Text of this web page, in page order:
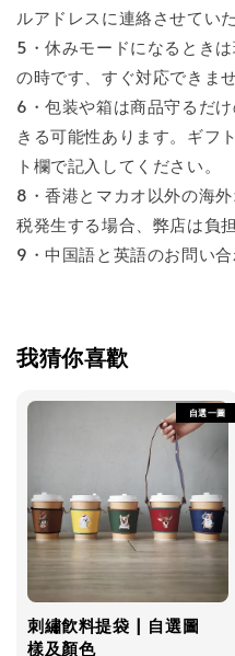
ルアドレスに連絡させてい
5・休みモードになるとき
の時です、すぐ対応できませ
6・包装や箱は商品守るだ
きる可能性あります。ギフ
ト欄で記入してください。
8・香港とマカオ以外の海
税発生する場合、弊店は負
9・中国語と英語のお問い合
我猜你喜歡
自選一圖
刺繡飮料提袋 | 自選圖
樣及顏色